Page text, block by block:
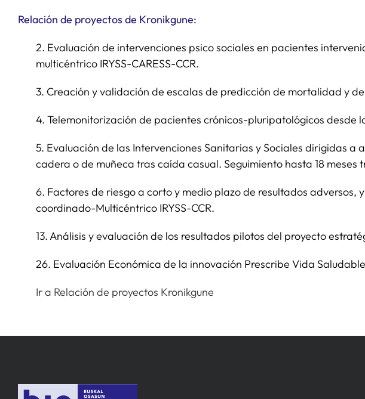
Relación de proyectos de Kronikgune:
2. Evaluación de intervenciones psico sociales en pacientes
multicéntrico IRYSS-CARESS-CCR.
3. Creación y validación de escalas de predicción de mortalidad y
4. Telemonitorización de pacientes crónicos-pluripatológicos desde
5. Evaluación de las Intervenciones Sanitarias y Sociales dirigidas
cadera o de muñeca tras caída casual. Seguimiento hasta 18 meses
6. Factores de riesgo a corto y medio plazo de resultados
coordinado-Multicéntrico IRYSS-CCR.
13. Análisis y evaluación de los resultados pilotos del proyecto
26. Evaluación Económica de la innovación Prescribe Vida
Ir a Relación de proyectos Kronikgune